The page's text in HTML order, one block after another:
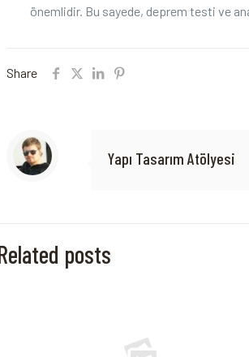
önemlidir. Bu sayede, deprem testi ve
Share
Yapı Tasarım Atölyesi
posts